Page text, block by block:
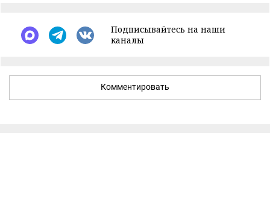
Подписывайтесь на наши
каналы
Комментировать